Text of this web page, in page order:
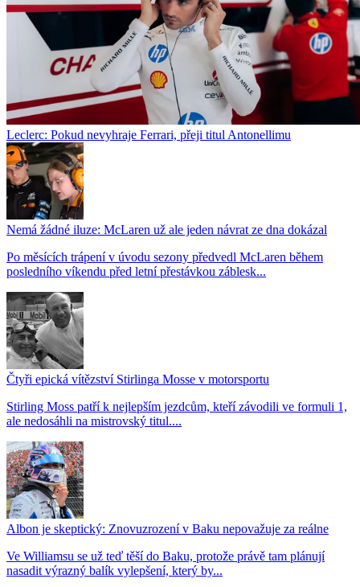
Leclerc: Pokud nevyhraje Ferrari, přeji titul Antonellimu
Nemá žádné iluze: McLaren už ale jeden návrat ze dna dokázal
Po měsících trápení v úvodu sezony předvedl McLaren během
posledního víkendu před letní přestávkou záblesk...
Čtyři epická vítězství Stirlinga Mosse v motorsportu
Stirling Moss patří k nejlepším jezdcům, kteří závodili ve formuli 1,
ale nedosáhli na mistrovský titul....
Albon je skeptický: Znovuzrození v Baku nepovažuje za reálne
Ve Williamsu se už teď těší do Baku, protože právě tam plánují
nasadit výrazný balík vylepšení, který by...